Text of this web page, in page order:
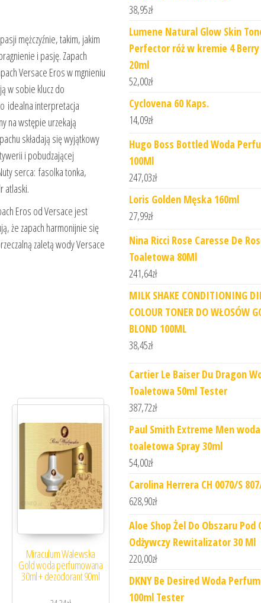
mężczyźnie, takim, jakim
i pasję. Zapach
Versace Eros w mgnieniu
w sobie klucz do
idealna interpretacja
na wstępie urzekają
składają się wyjątkowy
i pobudzającej
serca: fasolka tonka,
atlaski.
Eros od Versace jest
że zapach harmonijnie się
zaletą wody Versace
Miraculum Walewska
Gold woda perfumowana
30ml + dezodorant 90ml
38,95zł
Lumene Natural Glow Skin
Perfector róż w kremie 4
20ml
52,00zł
Cyclovena 60 Kaps.
14,09zł
Hugo Boss Bottled Woda
100Ml
247,03zł
Loris Golden Męska 160ml
27,99zł
Nina Ricci Rose Caresse De
Toaletowa 80Ml
241,64zł
MILK SHAKE CONDITIONING
COLOUR TONER DO WŁOSÓW
BLOND 100ML
38,45zł
Cartier Le Baiser Du Dragon
Toaletowa 50ml Tester
387,72zł
Paul Smith Extreme Men woda
toaletowa Spray 30ml
54,00zł
Carolina Herrera CH 0070/S
628,90zł
Aloe Shop Żel Do Obszaru Pod
Odżywczy Rewitalizator 30 Ml
220,00zł
DKNY Be Desired Woda
100ml Tester